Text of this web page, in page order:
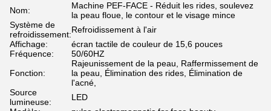
Nom:
Machine PEF-FACE - Réduit les rides, soulevez
la peau floue, le contour et le visage mince
Système de
refroidissement:Refroidissement à l'air
Affichage:
écran tactile de couleur de 15,6 pouces
Fréquence:
50/60HZ
Fonction:
Rajeunissement de la peau, Raffermissement de
la peau, Élimination des rides, Élimination de
l'acné,
Source
lumineuse:
LED